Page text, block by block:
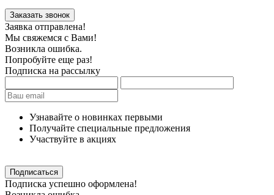
Заявка отправлена!
Мы свяжемся с Вами!
Возникла ошибка.
Попробуйте еще раз!
Подписка на рассылку
Узнавайте о новинках первыми
Получайте специальные предложения
Участвуйте в акциях
Подписка успешно оформлена!